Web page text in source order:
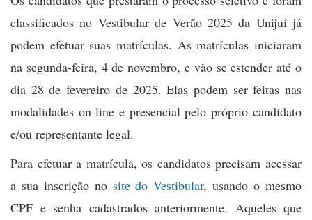
classificados no Vestibular de Verão 2025 da Unijuí já
podem efetuar suas matrículas. As matrículas iniciaram
na segunda-feira, 4 de novembro, e vão se estender até o
dia 28 de fevereiro de 2025. Elas podem ser feitas nas
modalidades on-line e presencial pelo próprio candidato
e/ou representante legal.
Para efetuar a matrícula, os candidatos precisam acessar
a sua inscrição no site do Vestibular, usando o mesmo
CPF e senha cadastrados anteriormente. Aqueles que